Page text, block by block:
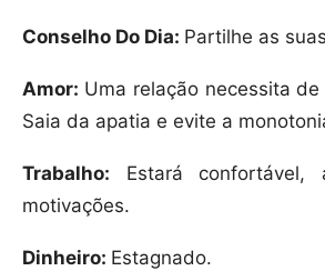
Conselho Do Dia: Partilhe as
Amor: Uma relação necessita de
Saia da apatia e evite a
Trabalho: Estará confortável,
motivações.
Dinheiro: Estagnado.